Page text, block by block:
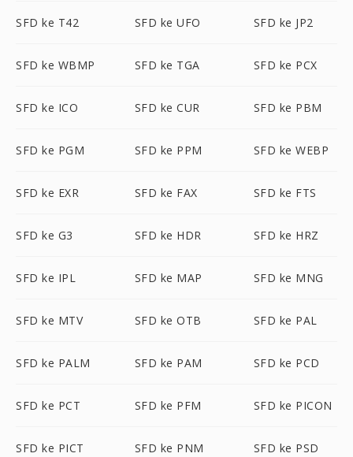
SFD ke T42 SFD ke UFO SFD ke JP2
SFD ke WBMP SFD ke TGA SFD ke PCX
SFD ke ICO SFD ke CUR SFD ke PBM
SFD ke PGM SFD ke PPM SFD ke WEBP
SFD ke EXR SFD ke FAX SFD ke FTS
SFD ke G3 SFD ke HDR SFD ke HRZ
SFD ke IPL SFD ke MAP SFD ke MNG
SFD ke MTV SFD ke OTB SFD ke PAL
SFD ke PALM SFD ke PAM SFD ke PCD
SFD ke PCT SFD ke PFM SFD ke PICON
SFD ke PICT SFD ke PNM SFD ke PSD